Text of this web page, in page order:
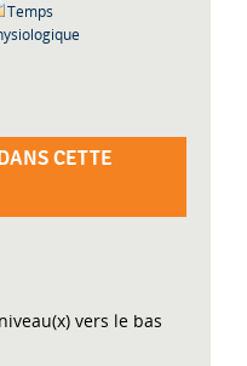
Temps
CETTE
niveau(x) vers le bas